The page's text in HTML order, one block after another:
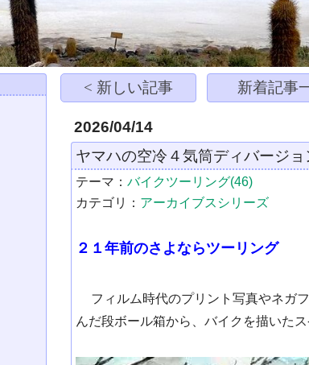
< 新しい記事 新着記事
2026/04/14
ヤマハの空冷４気筒ディバージ
テーマ：バイクツーリング(46)
カテゴリ： アーカイブスシリーズ
２１年前のさよならツーリング
フィルム時代のプリント写真やネガ
んだ段ボール箱から、バイクを描いたス